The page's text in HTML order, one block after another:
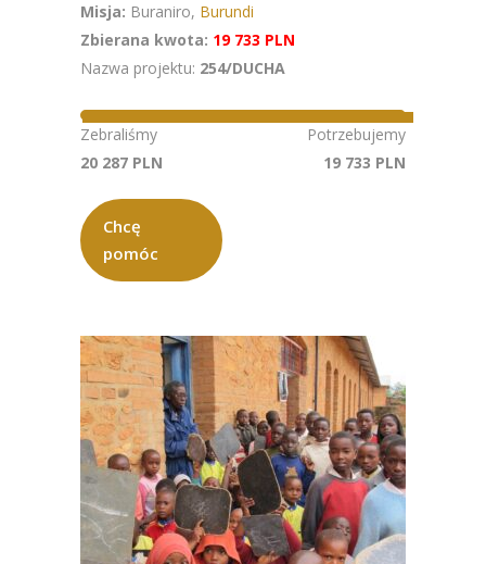
Misja: Buraniro, Burundi
Zbierana kwota: 19 733 PLN
Nazwa projektu: 254/DUCHA
Chcę
pomóc
Zebraliśmy
20 287 PLN
Potrzebujemy
19 733 PLN